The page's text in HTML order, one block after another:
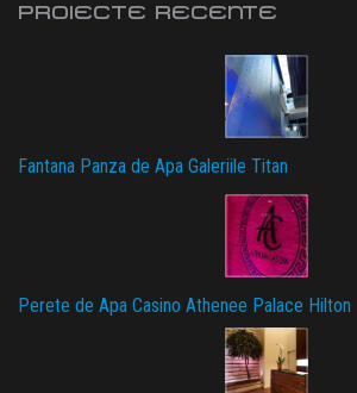
PROIECTE RECENTE
Fantana Panza de Apa Galeriile Titan
Perete de Apa Casino Athenee Palace Hilton